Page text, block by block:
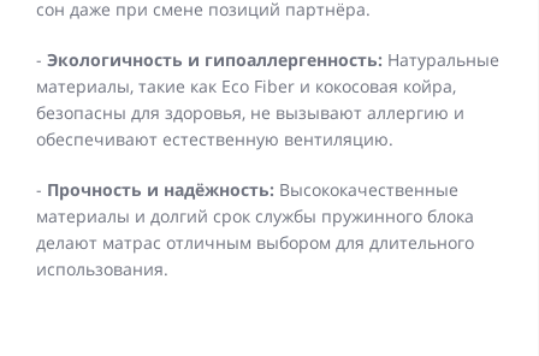
сон даже при смене позиций партнёра.
- Экологичность и гипоаллергенность: Натуральные
материалы, такие как Eco Fiber и кокосовая койра,
безопасны для здоровья, не вызывают аллергию и
обеспечивают естественную вентиляцию.
- Прочность и надёжность: Высококачественные
материалы и долгий срок службы пружинного блока
делают матрас отличным выбором для длительного
использования.